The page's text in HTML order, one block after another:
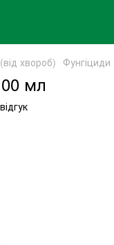
хвороб)
мл